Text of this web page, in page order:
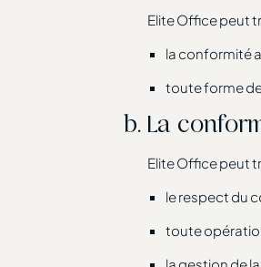
Elite Office peut
la conformité
toute forme
La
Elite Office peut
le respect du
toute